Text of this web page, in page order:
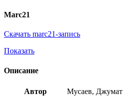
Marc21
Скачать marc21-запись
Показать
Описание
Автор Мусаев, Джумат